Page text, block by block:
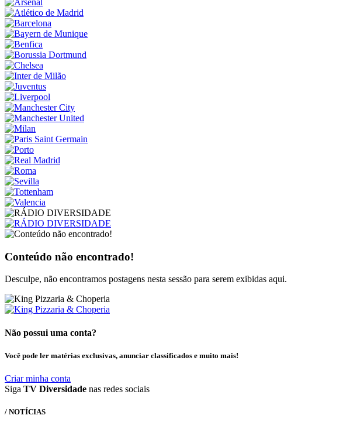
Conteúdo não encontrado!
Desculpe, não encontramos postagens nesta sessão para serem exibidas aqui.
Não possui uma conta?
Você pode ler matérias exclusivas, anunciar classificados e muito mais!
Criar minha conta
Siga TV Diversidade nas redes sociais
/ NOTÍCIAS